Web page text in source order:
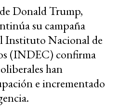
Donald Trump,
su campaña
Instituto Nacional de
(INDEC) confirma
han
e incrementado